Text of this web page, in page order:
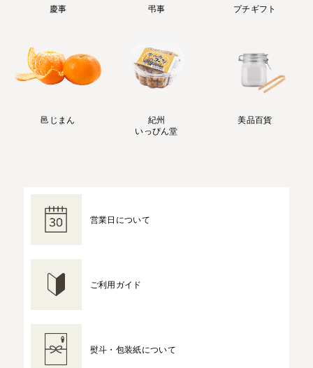
慶事 弔事 プチギフト
邑じまん
紀州
いっぴん堂
美品百貨
営業日について
ご利用ガイド
熨斗・包装紙について